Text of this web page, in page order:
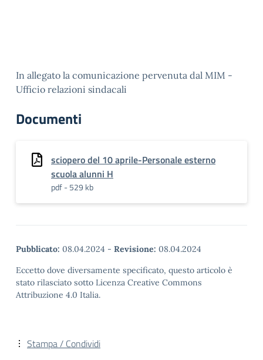
In allegato la comunicazione pervenuta dal MIM -
Ufficio relazioni sindacali
Documenti
sciopero del 10 aprile-Personale esterno
scuola alunni H
pdf - 529 kb
Pubblicato: 08.04.2024 - Revisione: 08.04.2024
Eccetto dove diversamente specificato, questo articolo è
stato rilasciato sotto Licenza Creative Commons
Attribuzione 4.0 Italia.
Stampa / Condividi